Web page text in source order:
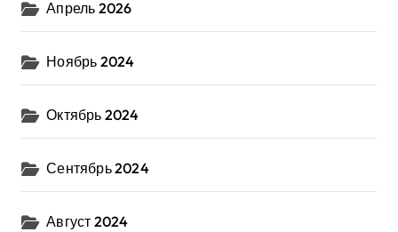
Апрель 2026
Ноябрь 2024
Октябрь 2024
Сентябрь 2024
Август 2024